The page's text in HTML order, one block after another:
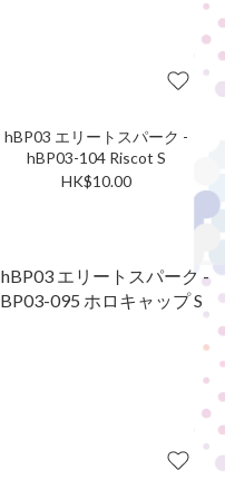
hBP03 エリートスパーク -
hBP03-104 Riscot S
HK$10.00